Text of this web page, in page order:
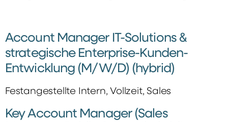
Account Manager IT-Solutions &
strategische Enterprise-Kunden-
Entwicklung (M/W/D) (hybrid)
Festangestellte Intern, Vollzeit, Sales
Key Account Manager (Sales